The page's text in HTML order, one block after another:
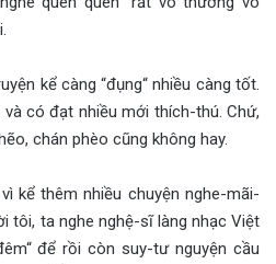
kể càng “đụng“ nhiều càng tốt.
có đạt nhiều mới thích-thú. Chứ,
chán phèo cũng không hay.
kể thêm nhiều chuyện nghe-mãi-
tôi, ta nghe nghệ-sĩ làng nhạc Việt
để rồi còn suy-tư nguyện cầu